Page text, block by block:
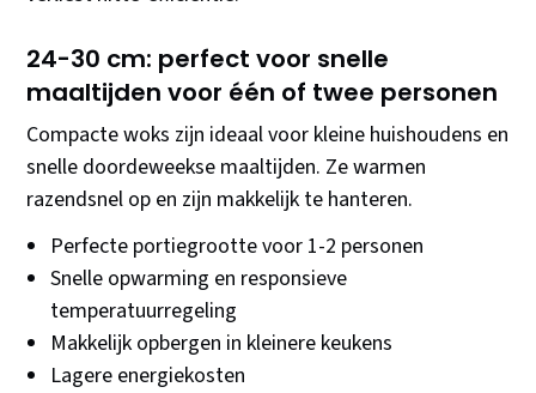
24-30 cm: perfect voor snelle
maaltijden voor één of twee personen
Compacte woks zijn ideaal voor kleine huishoudens en
snelle doordeweekse maaltijden. Ze warmen
razendsnel op en zijn makkelijk te hanteren.
Perfecte portiegrootte voor 1-2 personen
Snelle opwarming en responsieve
temperatuurregeling
Makkelijk opbergen in kleinere keukens
Lagere energiekosten